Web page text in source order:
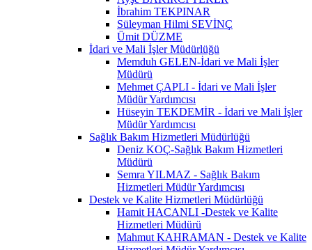
İbrahim TEKPINAR
Süleyman Hilmi SEVİNÇ
Ümit DÜZME
İdari ve Mali İşler Müdürlüğü
Memduh GELEN-İdari ve Mali İşler
Müdürü
Mehmet ÇAPLI - İdari ve Mali İşler
Müdür Yardımcısı
Hüseyin TEKDEMİR - İdari ve Mali İşler
Müdür Yardımcısı
Sağlık Bakım Hizmetleri Müdürlüğü
Deniz KOÇ-Sağlık Bakım Hizmetleri
Müdürü
Semra YILMAZ - Sağlık Bakım
Hizmetleri Müdür Yardımcısı
Destek ve Kalite Hizmetleri Müdürlüğü
Hamit HACANLI -Destek ve Kalite
Hizmetleri Müdürü
Mahmut KAHRAMAN - Destek ve Kalite